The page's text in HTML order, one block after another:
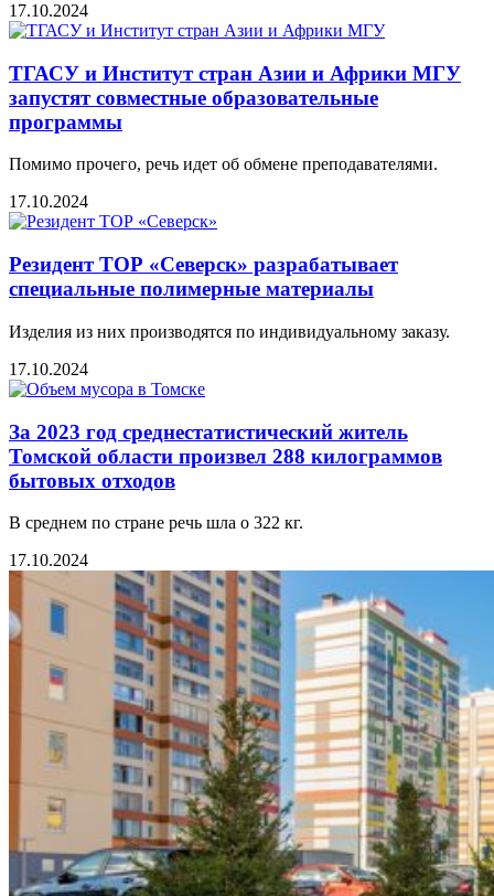
17.10.2024
ТГАСУ и Институт стран Азии и Африки МГУ
запустят совместные образовательные
программы
Помимо прочего, речь идет об обмене преподавателями.
17.10.2024
Резидент ТОР «Северск» разрабатывает
специальные полимерные материалы
Изделия из них производятся по индивидуальному заказу.
17.10.2024
За 2023 год среднестатистический житель
Томской области произвел 288 килограммов
бытовых отходов
В среднем по стране речь шла о 322 кг.
17.10.2024